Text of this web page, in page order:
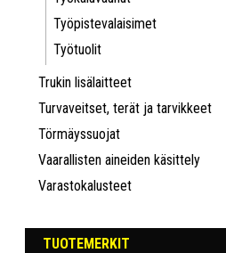
Työpistevalaisimet
Työtuolit
Trukin lisälaitteet
Turvaveitset, terät ja tarvikkeet
Törmäyssuojat
Vaarallisten aineiden käsittely
Varastokalusteet
TUOTEMERKIT